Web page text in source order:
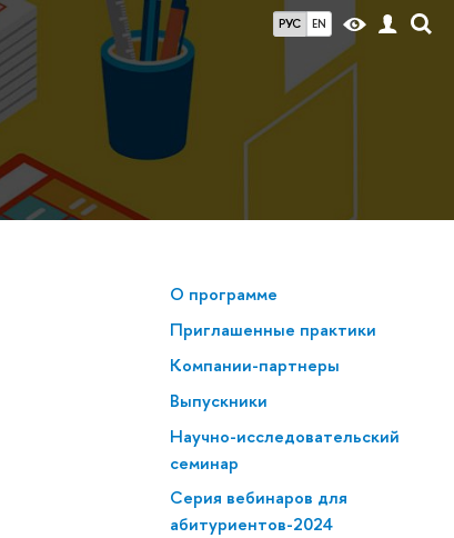
РУС EN
О программе
Приглашенные практики
Компании-партнеры
Выпускники
Научно-исследовательский
семинар
Серия вебинаров для
абитуриентов-2024